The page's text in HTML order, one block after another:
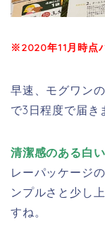
※2020年11月時点
早速、モグワン
で3日程度で届き
清潔感のある白
レーパッケージ
ンプルさと少し
すね。